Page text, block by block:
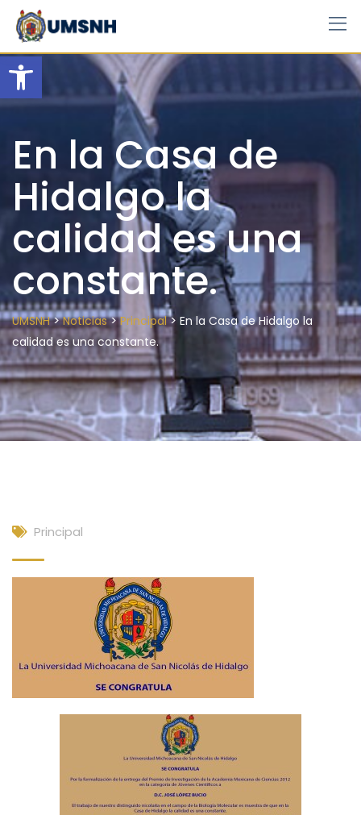
Open toolbar
Skip
content
En la Casa de
Hidalgo la
calidad es una
constante.
UMSNH>Noticias>Principal> En la Casa de Hidalgo la
calidad es una constante.
Principal